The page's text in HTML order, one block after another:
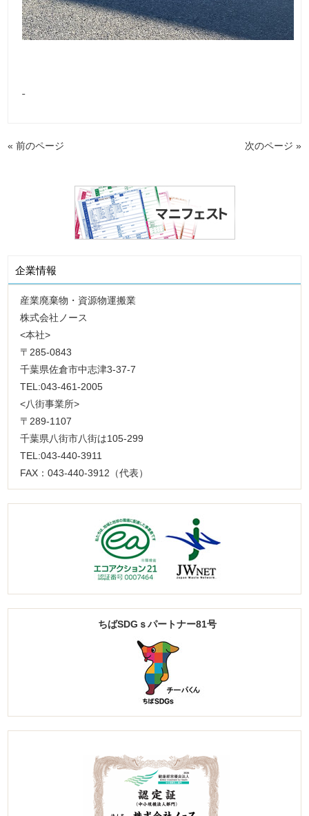
« 前のページ 次のページ »
企業情報
産業廃棄物・資源物運搬業
株式会社ノース
<本社>
〒285-0843
千葉県佐倉市中志津3-37-7
TEL:043-461-2005
<八街事業所>
〒289-1107
千葉県八街市八街は105-299
TEL:043-440-3911
FAX：043-440-3912（代表）
ちばSDGｓパートナー81号